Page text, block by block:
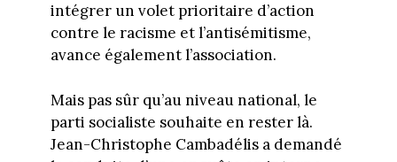
intégrer un volet prioritaire d’action
contre le racisme et l’antisémitisme,
avance également l’association.
Mais pas sûr qu’au niveau national, le
parti socialiste souhaite en rester là.
Jean-Christophe Cambadélis a demandé